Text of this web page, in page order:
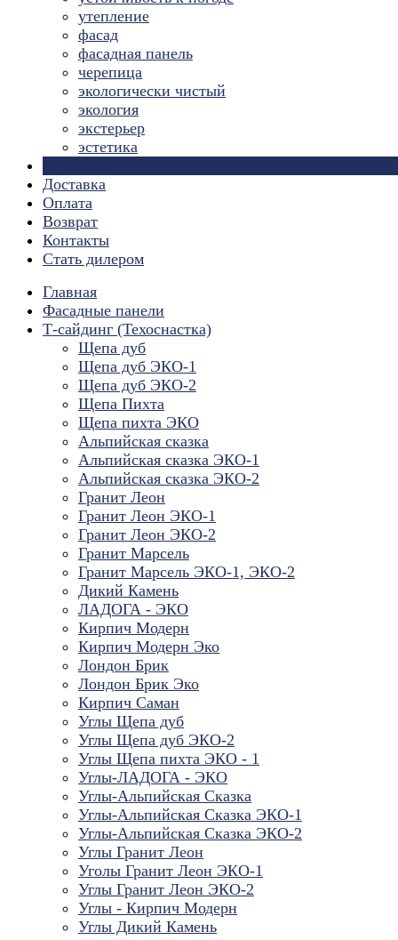
утепление
фасад
фасадная панель
черепица
экологически чистый
экология
экстерьер
эстетика
Доставка
Оплата
Возврат
Контакты
Стать дилером
Главная
Фасадные панели
Т-сайдинг (Техоснастка)
Щепа дуб
Щепа дуб ЭКО-1
Щепа дуб ЭКО-2
Щепа Пихта
Щепа пихта ЭКО
Альпийская сказка
Альпийская сказка ЭКО-1
Альпийская сказка ЭКО-2
Гранит Леон
Гранит Леон ЭКО-1
Гранит Леон ЭКО-2
Гранит Марсель
Гранит Марсель ЭКО-1, ЭКО-2
Дикий Камень
ЛАДОГА - ЭКО
Кирпич Модерн
Кирпич Модерн Эко
Лондон Брик
Лондон Брик Эко
Кирпич Саман
Углы Щепа дуб
Углы Щепа дуб ЭКО-2
Углы Щепа пихта ЭКО - 1
Углы-ЛАДОГА - ЭКО
Углы-Альпийская Сказка
Углы-Альпийская Сказка ЭКО-1
Углы-Альпийская Сказка ЭКО-2
Углы Гранит Леон
Уголы Гранит Леон ЭКО-1
Углы Гранит Леон ЭКО-2
Углы - Кирпич Модерн
Углы Дикий Камень